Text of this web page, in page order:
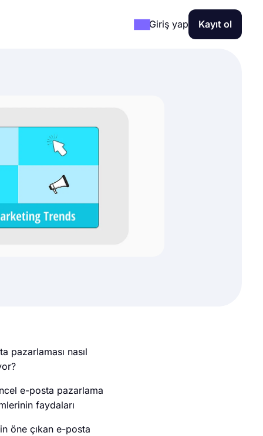
Giriş yap Kayıt ol
pazarlaması nasıl
e-posta pazarlama
faydaları
öne çıkan e-posta